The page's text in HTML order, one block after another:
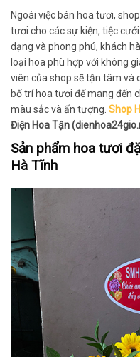
Ngoài việc bán hoa tươi,
tươi cho các sự kiện, tiệc
dạng và phong phú, khách
loại hoa phù hợp với không
viên của shop sẽ tận tâm và
bố trí hoa tươi để mang đến
màu sắc và ấn tượng. Shop
Điện Hoa Tận
Sản phẩm hoa tươi
Hà Tĩnh